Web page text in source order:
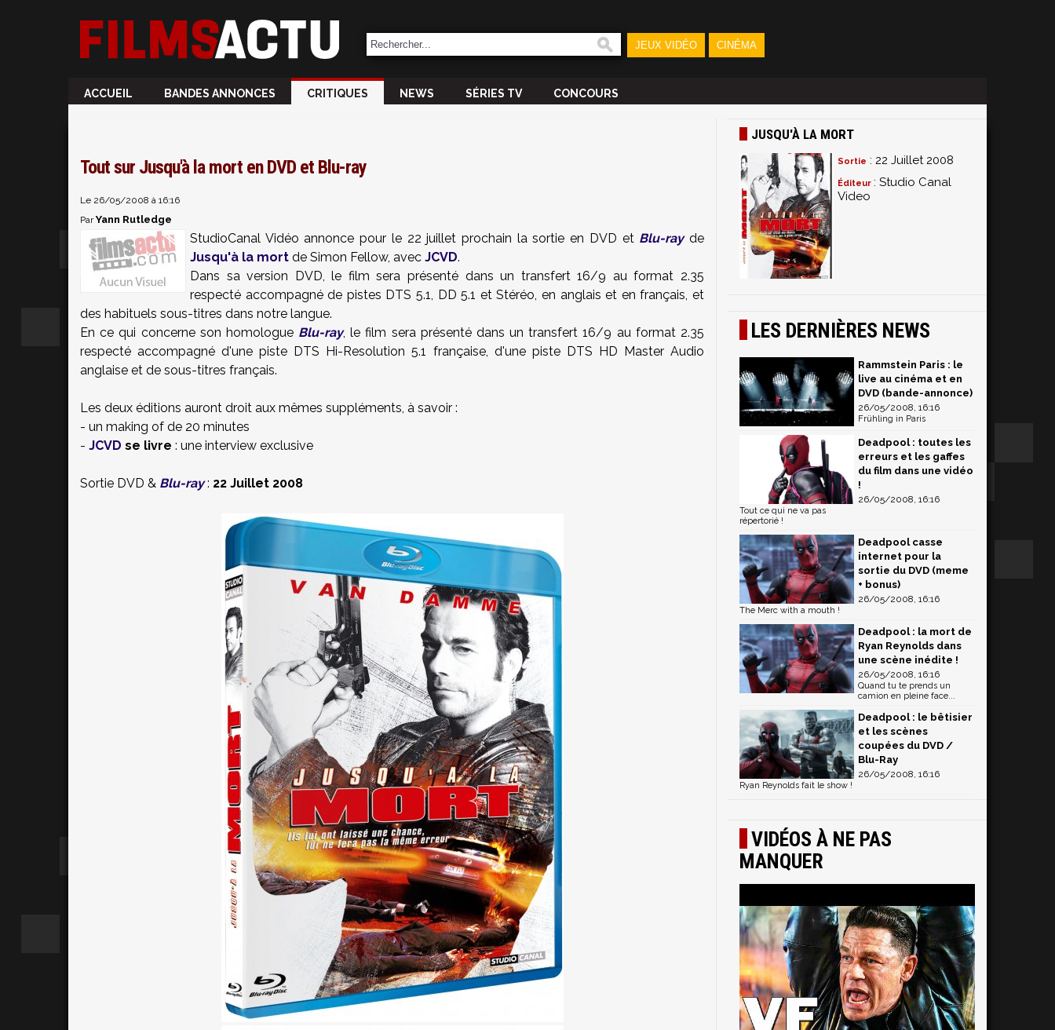
JEUX VIDÉO CINÉMA
ACCUEIL BANDES ANNONCES CRITIQUES NEWS SÉRIES TV CONCOURS
Tout sur Jusqu'à la mort en DVD et Blu-ray
Le 26/05/2008 à 16:16
ParYann Rutledge
StudioCanal Vidéo annonce pour le 22 juillet prochain la sortie en DVD et Blu-rayde
Jusqu'à la mort de Simon Fellow, avec JCVD.
Dans sa version DVD, le film sera présenté dans un transfert 16/9 au format 2.35
respecté accompagné de pistes DTS 5.1, DD 5.1 et Stéréo, en anglais et en français, et
des habituels sous-titres dans notre langue.
En ce qui concerne son homologue Blu-ray, le film sera présenté dans un transfert 16/9 au format 2.35
respecté accompagné d'une piste DTS Hi-Resolution 5.1 française, d'une piste DTS HD Master Audio
anglaise et de sous-titres français.
Les deux éditions auront droit aux mêmes suppléments, à savoir :
- un making of de 20 minutes
- JCVD se livre : une interview exclusive
Sortie DVD & Blu-ray: 22 Juillet 2008
JUSQU'À LA MORT
Sortie : 22 Juillet 2008
Éditeur : Studio Canal
Video
LES DERNIÈRES NEWS
Rammstein Paris : le
live au cinéma et en
DVD (bande-annonce)
26/05/2008, 16:16
Frühling in Paris
Deadpool : toutes les
erreurs et les gaffes
du film dans une vidéo
!
26/05/2008, 16:16
Tout ce qui ne va pas
répertorié !
Deadpool casse
internet pour la
sortie du DVD (meme
+ bonus)
26/05/2008, 16:16
The Merc with a mouth !
Deadpool : la mort de
Ryan Reynolds dans
une scène inédite !
26/05/2008, 16:16
Quand tu te prends un
camion en pleine face...
Deadpool : le bêtisier
et les scènes
coupées du DVD /
Blu-Ray
26/05/2008, 16:16
Ryan Reynolds fait le show !
VIDÉOS À NE PAS
MANQUER